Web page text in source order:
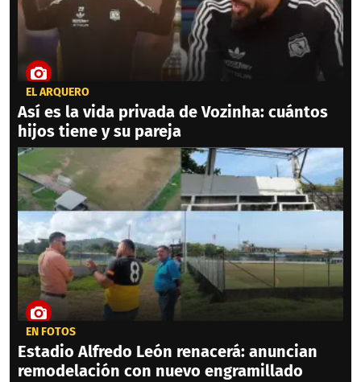
EL ARQUERO
Así es la vida privada de Vozinha: cuántos
hijos tiene y su pareja
EN FOTOS
Estadio Alfredo León renacerá: anuncian
remodelación con nuevo engramillado